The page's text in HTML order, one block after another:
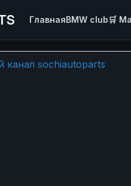
ГлавнаяBMW club🛒
любителей
канал sochiautoparts